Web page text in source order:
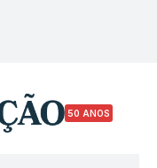
50 ANOS